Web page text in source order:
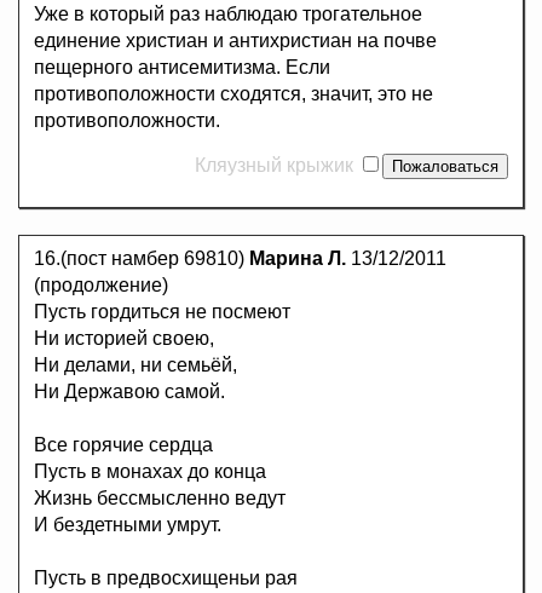
Уже в который раз наблюдаю трогательное
единение христиан и антихристиан на почве
пещерного антисемитизма. Если
противоположности сходятся, значит, это не
противоположности.
Кляузный крыжик
16.(пост намбер 69810) Марина Л. 13/12/2011
(продолжение)
Пусть гордиться не посмеют
Ни историей своею,
Ни делами, ни семьёй,
Ни Державою самой.
Все горячие сердца
Пусть в монахах до конца
Жизнь бессмысленно ведут
И бездетными умрут.
Пусть в предвосхищеньи рая